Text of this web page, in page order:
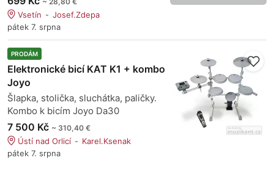
Vsetín
Josef.Zdepa
pátek 7. srpna
PRODÁM
Elektronické bicí KAT K1 + kombo
Joyo
Šlapka, stolička, sluchátka, paličky.
Kombo k bicím Joyo Da30
7 500 Kč ~ 310,40 €
Ústí nad Orlicí
Karel.Ksenak
pátek 7. srpna